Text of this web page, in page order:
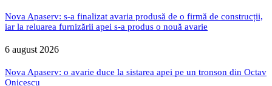
Nova Apaserv: s-a finalizat avaria produsă de o firmă de construcții,
iar la reluarea furnizării apei s-a produs o nouă avarie
6 august 2026
Nova Apaserv: o avarie duce la sistarea apei pe un tronson din Octav
Onicescu